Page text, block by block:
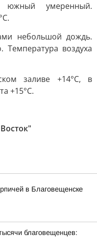
южный умеренный.
небольшой дождь.
Температура воздуха
заливе +14°C, в
+15°C.
в Благовещенске
благовещенцев: